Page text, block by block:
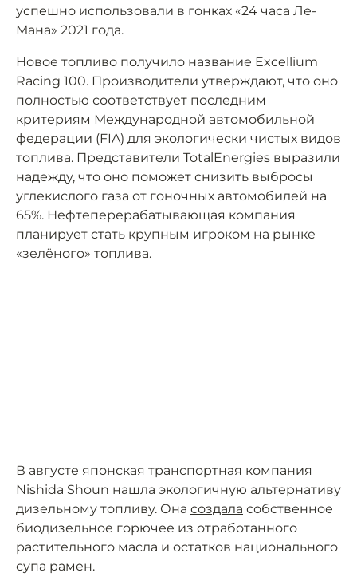
успешно использовали в гонках «24 часа Ле-
Мана» 2021 года.
Новое топливо получило название Excellium
Racing 100. Производители утверждают, что оно
полностью соответствует последним
критериям Международной автомобильной
федерации (FIA) для экологически чистых видов
топлива. Представители TotalEnergies выразили
надежду, что оно поможет снизить выбросы
углекислого газа от гоночных автомобилей на
65%. Нефтеперерабатывающая компания
планирует стать крупным игроком на рынке
«зелёного» топлива.
В августе японская транспортная компания
Nishida Shoun нашла экологичную альтернативу
дизельному топливу. Она создала собственное
биодизельное горючее из отработанного
растительного масла и остатков национального
супа рамен.